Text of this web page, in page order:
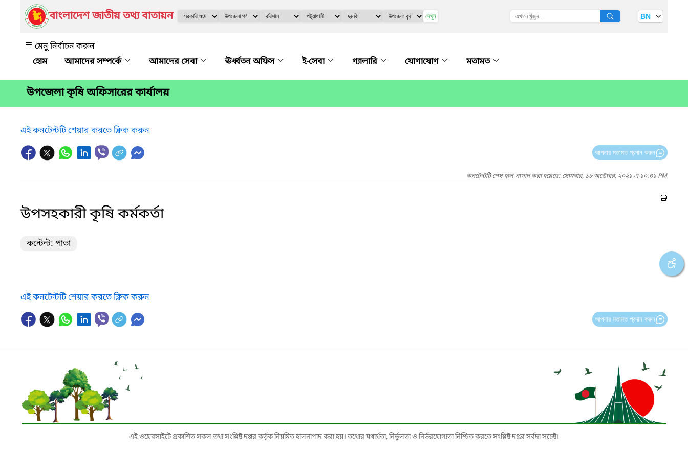
বাংলাদেশ জাতীয় তথ্য বাতায়ন দেখুন BN
মেনু নির্বাচন করুন
আমাদের সম্পর্কে
আমাদের সেবা ঊর্ধ্বতন অফিস ই-সেবা গ্যালারি যোগাযোগ মতামত
উপজেলা কৃষি অফিসারের কার্যালয়
এই কনটেন্টটি শেয়ার করতে ক্লিক করুন
আপনার মতামত প্রদান করুন
কনটেন্টটি শেষ হাল-নাগাদ করা হয়েছে: সোমবার, ১৮ অক্টোবর, ২০২১ এ ১০:৩১ PM
উপসহকারী কৃষি কর্মকর্তা
কন্টেন্ট: পাতা
এই কনটেন্টটি শেয়ার করতে ক্লিক করুন
আপনার মতামত প্রদান করুন
এই ওয়েবসাইটে প্রকাশিত সকল তথ্য সংশ্লিষ্ট দপ্তর কর্তৃক নিয়মিত হালনাগাদ করা হয়। তথ্যের যথার্থতা, নির্ভুলতা ও নির্ভরযোগ্যতা নিশ্চিত করতে সংশ্লিষ্ট দপ্তর সর্বদা সচেষ্ট।